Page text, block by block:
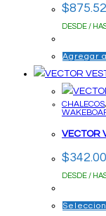
$
DESDE /
Agregar
CHALECOS,
VECTOR
$
DESDE /